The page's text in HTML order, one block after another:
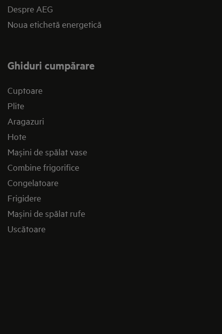
Despre AEG
Noua etichetă energetică
Ghiduri cumpărare
Cuptoare
Plite
Aragazuri
Hote
Mașini de spălat vase
Combine frigorifice
Congelatoare
Frigidere
Mașini de spălat rufe
Uscătoare